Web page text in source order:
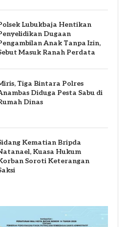
Lubukbaja Hentikan
Dugaan
Anak Tanpa Izin,
Masuk Ranah Perdata
Tiga Bintara Polres
Diduga Pesta Sabu di
Dinas
Kematian Bripda
Kuasa Hukum
Soroti Keterangan